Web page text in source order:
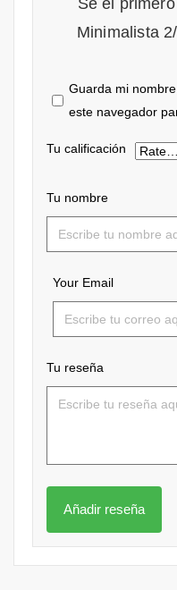
Sé el
Minimalista
Tu nombre
Your Email
Guarda mi
este navegador
Tu calificación
Tu reseña